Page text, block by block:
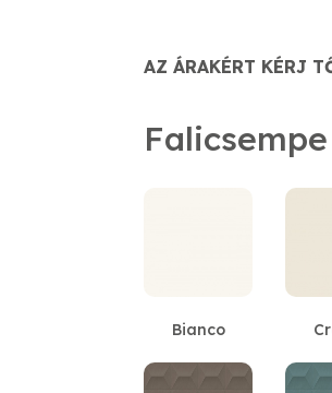
AZ ÁRAKÉRT KÉRJ
Falicsempe
Bianco